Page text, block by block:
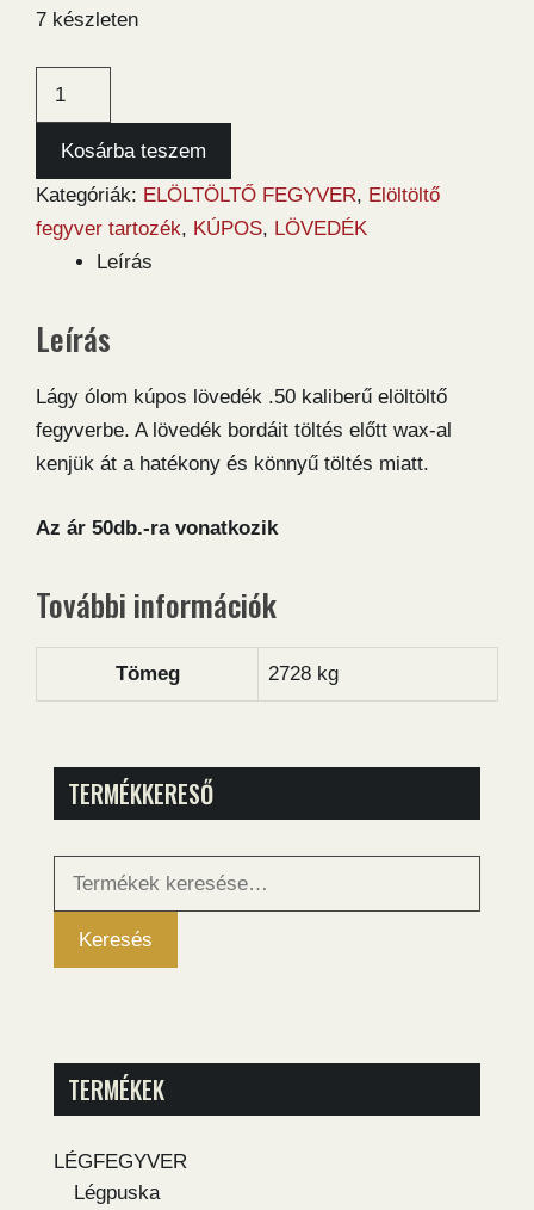
7 készleten
.501
lövedék
mennyiség
Kosárba teszem
Kategóriák: ELÖLTÖLTŐ FEGYVER, Elöltöltő
fegyver tartozék, KÚPOS, LÖVEDÉK
Leírás
Leírás
Lágy ólom kúpos lövedék .50 kaliberű elöltöltő
fegyverbe. A lövedék bordáit töltés előtt wax-al
kenjük át a hatékony és könnyű töltés miatt.
Az ár 50db.-ra vonatkozik
További információk
Tömeg 2728 kg
TERMÉKKERESŐ
következőre:
Keresés
TERMÉKEK
LÉGFEGYVER
Légpuska